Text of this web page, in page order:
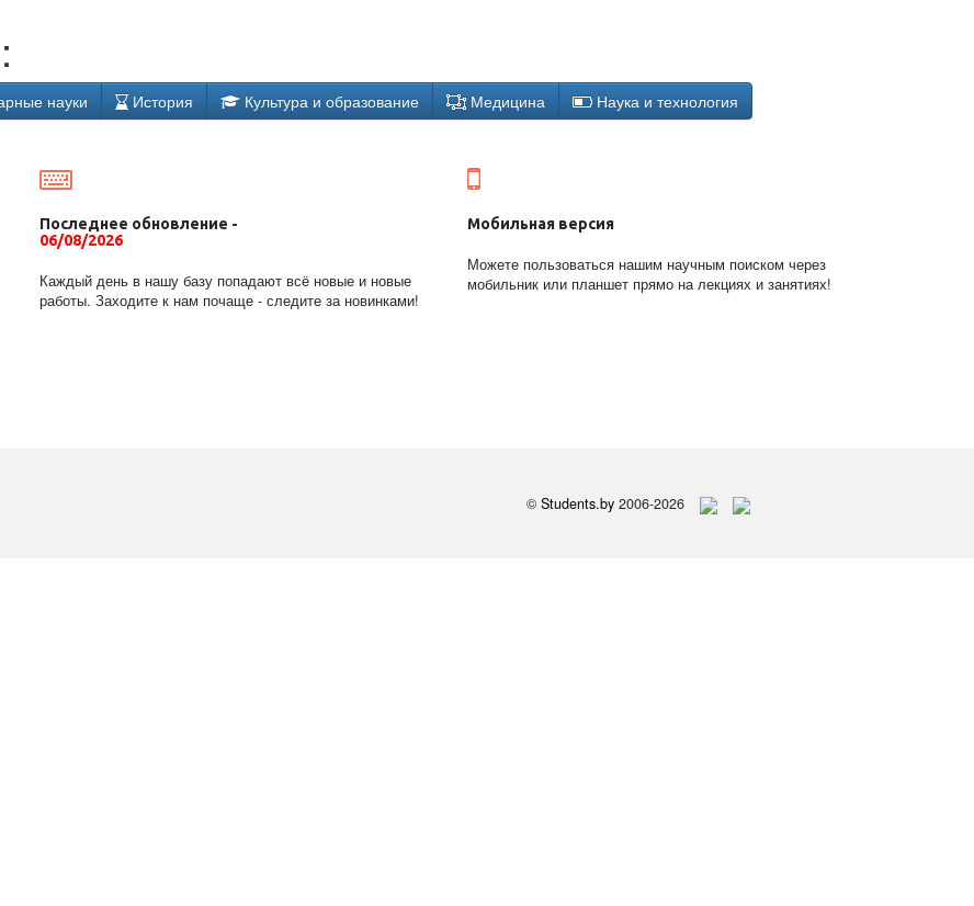
науки История Культура и образование Медицина Наука и технология
Последнее обновление -
06/08/2026
Каждый день в нашу базу попадают всё новые и новые
работы. Заходите к нам почаще - следите за новинками!
Мобильная версия
Можете пользоваться нашим научным поиском через
мобильник или планшет прямо на лекциях и занятиях!
© Students.by 2006-2026